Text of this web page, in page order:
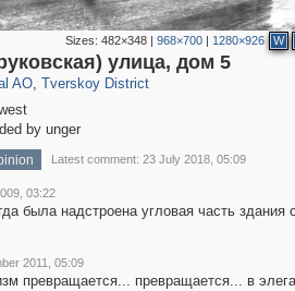
Sizes:482×348 |968×700 | 1280×926 W
улица, дом 5
AO, Tverskoy District
53,055 2,283
by unger
Latest comment: 23 July 2018, 05:09
03:22
была надстроена угловая часть здания
2011, 05:09
превращается... превращается... в